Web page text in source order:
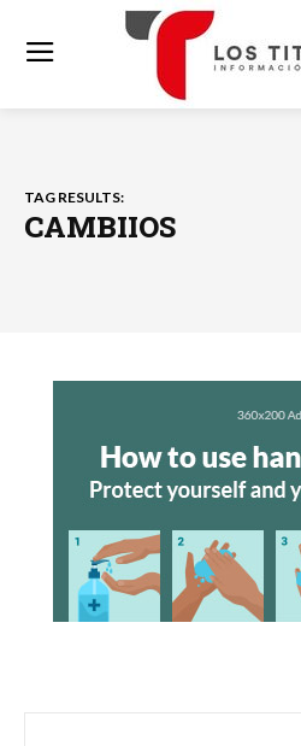
TAG RESULTS:
CAMBIIOS